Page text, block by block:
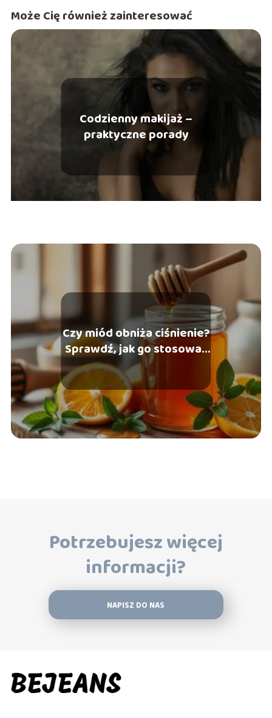
Może Cię również zainteresować
Codzienny makijaż –
praktyczne porady
Czy miód obniża ciśnienie?
Sprawdź, jak go stosować
w diecie!
Potrzebujesz więcej
informacji?
NAPISZ DO NAS